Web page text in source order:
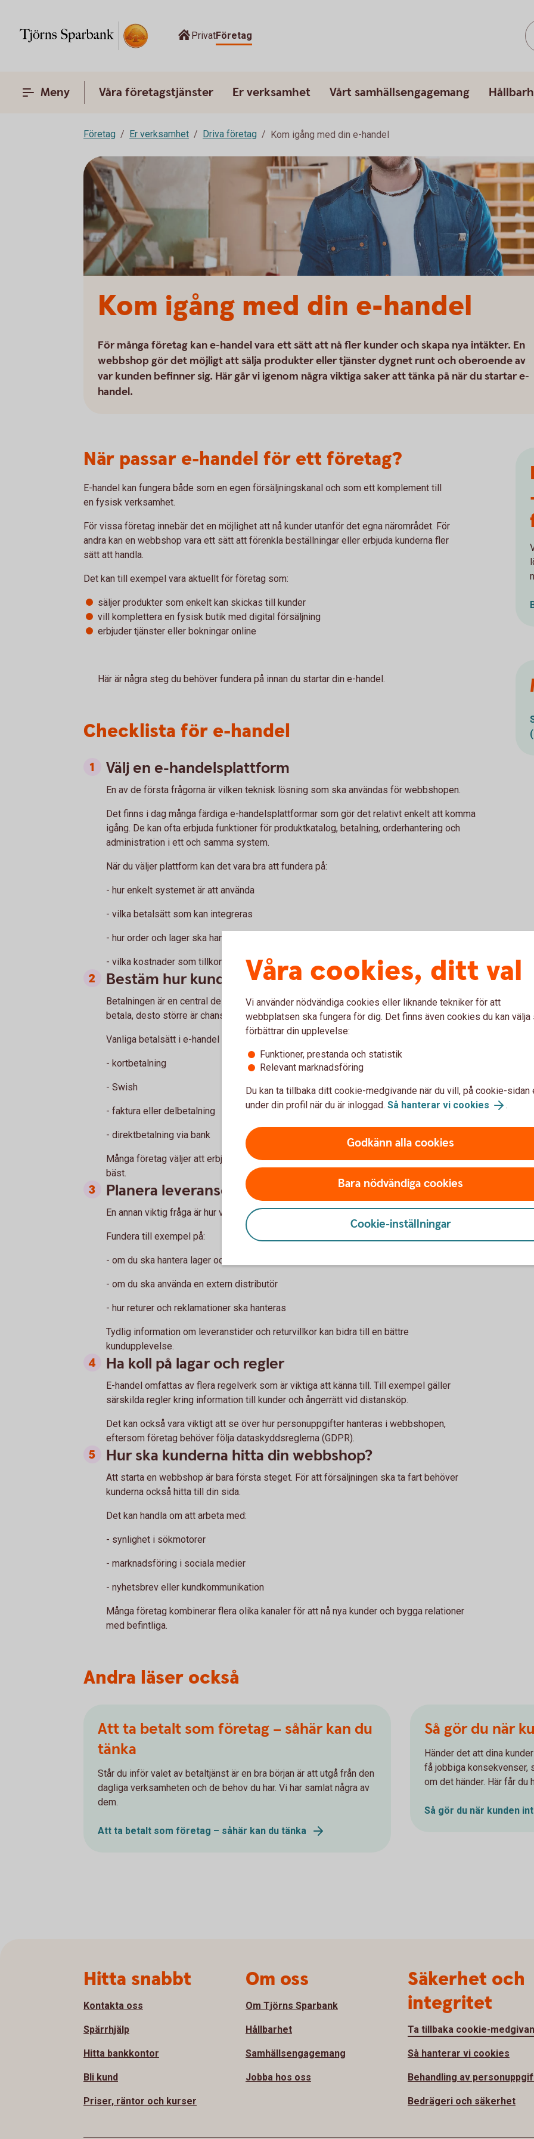
PrivatFöretag
Meny Våra företagstjänster Er verksamhet Vårt samhällsengagemang
Företag Er verksamhet Driva företag Kom igång med din e-handel
Kom igång med din e-handel
För många företag kan e-handel vara ett sätt att nå fler kunder och skapa nya intäkter. En
webbshop gör det möjligt att sälja produkter eller tjänster dygnet runt och oberoende av
var kunden befinner sig. Här går vi igenom några viktiga saker att tänka på när du startar e-
handel.
När passar e-handel för ett företag?
E-handel kan fungera både som en egen försäljningskanal och som ett komplement till
en fysisk verksamhet.
För vissa företag innebär det en möjlighet att nå kunder utanför det egna närområdet. För
andra kan en webbshop vara ett sätt att förenkla beställningar eller erbjuda kunderna fler
sätt att handla.
Det kan till exempel vara aktuellt för företag som:
säljer produkter som enkelt kan skickas till kunder
vill komplettera en fysisk butik med digital försäljning
erbjuder tjänster eller bokningar online
Här är några steg du behöver fundera på innan du startar din e-handel.
Checklista för e-handel
Välj en e-handelsplattform
En av de första frågorna är vilken teknisk lösning som ska användas för webbshopen.
Det finns i dag många färdiga e-handelsplattformar som gör det relativt enkelt att komma
igång. De kan ofta erbjuda funktioner för produktkatalog, betalning, orderhantering och
administration i ett och samma system.
När du väljer plattform kan det vara bra att fundera på:
- hur enkelt systemet är att använda
- vilka betalsätt som kan integreras
- hur order och lager ska hanteras
- vilka kostnader som tillkommer
Bestäm hur kunderna ska betala
Betalningen är en central del av kundupplevelsen i en webbshop. Ju enklare det är att
betala, desto större är chansen att köpet genomförs.
Vanliga betalsätt i e-handel är till exempel:
- kortbetalning
- Swish
- faktura eller delbetalning
- direktbetalning via bank
Många företag väljer att erbjuda flera alternativ så att kunden kan välja det som passar
bäst.
Planera leveranser och returer
En annan viktig fråga är hur varorna ska levereras till kunden.
Fundera till exempel på:
- om du ska hantera lager och leveranser själv
- om du ska använda en extern distributör
- hur returer och reklamationer ska hanteras
Tydlig information om leveranstider och returvillkor kan bidra till en bättre
kundupplevelse.
Ha koll på lagar och regler
E-handel omfattas av flera regelverk som är viktiga att känna till. Till exempel gäller
särskilda regler kring information till kunder och ångerrätt vid distansköp.
Det kan också vara viktigt att se över hur personuppgifter hanteras i webbshopen,
eftersom företag behöver följa dataskyddsreglerna (GDPR).
Hur ska kunderna hitta din webbshop?
Att starta en webbshop är bara första steget. För att försäljningen ska ta fart behöver
kunderna också hitta till din sida.
Det kan handla om att arbeta med:
- synlighet i sökmotorer
- marknadsföring i sociala medier
- nyhetsbrev eller kundkommunikation
Många företag kombinerar flera olika kanaler för att nå nya kunder och bygga relationer
med befintliga.
Andra läser också
Att ta betalt som företag – såhär kan du
tänka
Står du inför valet av betaltjänst är en bra början är att utgå från den
dagliga verksamheten och de behov du har. Vi har samlat några av
dem.
Att ta betalt som företag – såhär kan du tänka
Så gör du när
Händer det att dina
få jobbiga konsekvenser,
om det händer. Här får du
Så gör du när kunden
Våra cookies, ditt val
Vi använder nödvändiga cookies eller liknande tekniker för att
webbplatsen ska fungera för dig. Det finns även cookies du kan välja
förbättrar din upplevelse:
Funktioner, prestanda och statistik
Relevant marknadsföring
Du kan ta tillbaka ditt cookie-medgivande när du vill, på cookie-sidan
under din profil när du är inloggad. Så hanterar vi cookies .
Godkänn alla cookies
Bara nödvändiga cookies
Cookie-inställningar
Hitta snabbt
Kontakta oss
Spärrhjälp
Hitta bankkontor
Bli kund
Priser, räntor och kurser
Om oss
Om Tjörns Sparbank
Hållbarhet
Samhällsengagemang
Jobba hos oss
Säkerhet och
integritet
Ta tillbaka cookie-
Så hanterar vi cookies
Behandling av
Bedrägeri och säkerhet